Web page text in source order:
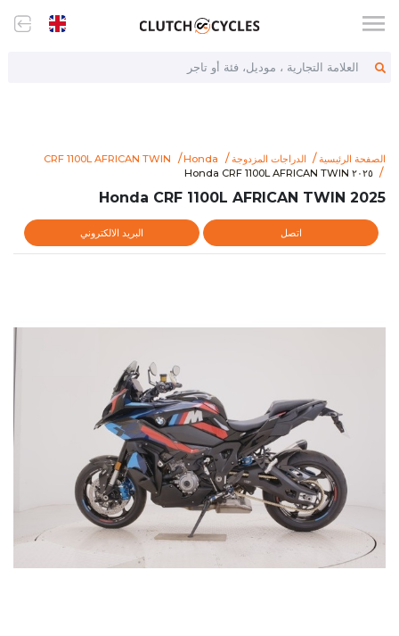
العلامة التجارية ، موديل، فئة أو تاجر
الصفحة الرئيسية الدراجات المزدوجة Honda
CRF 1100L AFRICAN TWIN
item/2025-honda-crf-1100l-african-twin-70201
٢٠٢٥ Honda CRF 1100L AFRICAN TWIN
٢٠٢٥ Honda CRF 1100L AFRICAN TWIN
2025 Honda CRF 1100L AFRICAN TWIN
اتصل البريد الالكتروني